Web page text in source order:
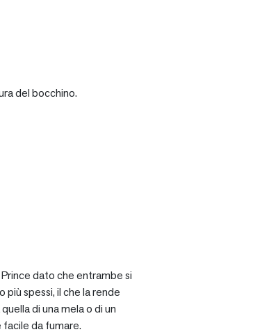
del bocchino.
dato che entrambe si
spessi, il che la rende
di una mela o di un
da fumare.